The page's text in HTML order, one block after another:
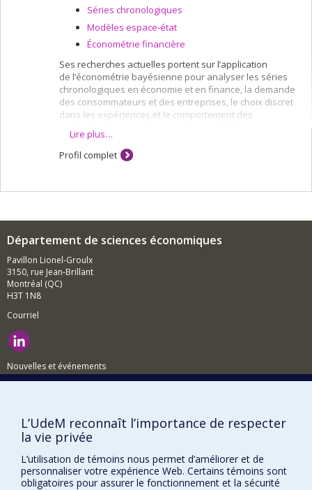
Séries chronologiques
Modèles espace-état
Économétrie financière
Ses recherches actuelles portent sur l’application
de l’économétrie bayésienne pour analyser les séries
chronologiques en économie et en finance, la demande
des consommateurs et des entreprises, le choix discret
dans les expériences et le comportement des
Lire plus…
Profil complet
Département de sciences économiques
Pavillon Lionel-Groulx
3150, rue Jean-Brillant
Montréal (QC)
H3T 1N8
Courriel
Nouvelles et événements
BESOIN D'AIDE?
Plan du site
Signaler une erreur
Accessibilité
L’UdeM reconnaît l’importance de respecter
la vie privée
L’utilisation de témoins nous permet d’améliorer et de
personnaliser votre expérience Web. Certains témoins sont
obligatoires pour assurer le fonctionnement et la sécurité